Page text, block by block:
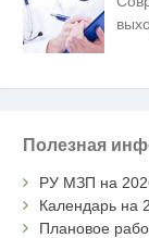
Полезная
РУ МЗП на
Календарь на
Плановое